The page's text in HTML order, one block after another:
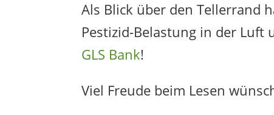
Als Blick über den Tellerrand
Pestizid-Belastung in der
GLS Bank!
Viel Freude beim Lesen